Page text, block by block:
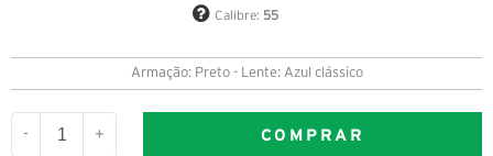
Calibre: 55
Armação: Preto - Lente: Azul clássico
- + COMPRAR